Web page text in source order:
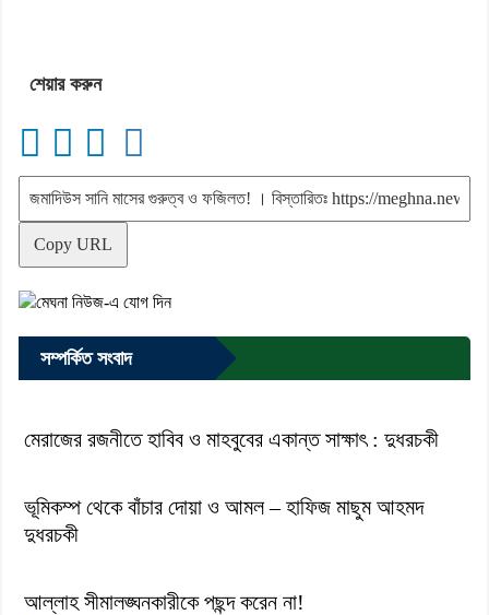
শেয়ার করুন
Copy URL
সম্পর্কিত সংবাদ
মেরাজের রজনীতে হাবিব ও মাহবুবের একান্ত সাক্ষাৎ : দুধরচকী
ভূমিকম্প থেকে বাঁচার দোয়া ও আমল – হাফিজ মাছুম আহমদ
দুধরচকী
আল্লাহ সীমালঙ্ঘনকারীকে পছন্দ করেন না!